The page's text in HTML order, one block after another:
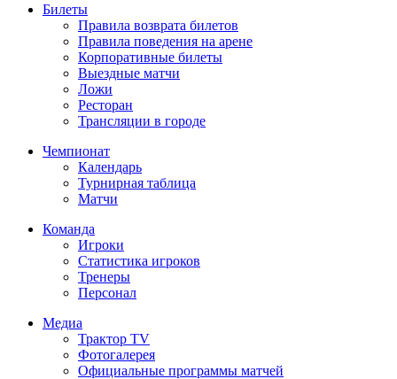
Билеты
Правила возврата билетов
Правила поведения на арене
Корпоративные билеты
Выездные матчи
Ложи
Ресторан
Трансляции в городе
Чемпионат
Календарь
Турнирная таблица
Матчи
Команда
Игроки
Статистика игроков
Тренеры
Персонал
Медиа
Трактор TV
Фотогалерея
Официальные программы матчей